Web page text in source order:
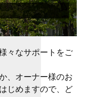
々なサポートをご
、オーナー様のお
じめますので、ど